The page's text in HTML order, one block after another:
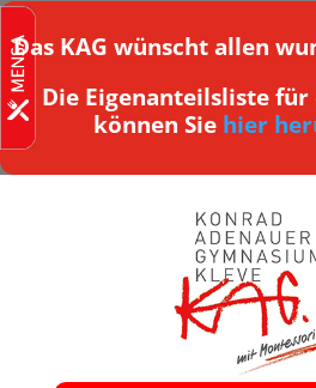
Das KAG wünscht allen
Die Eigenanteilsliste
können Sie hier